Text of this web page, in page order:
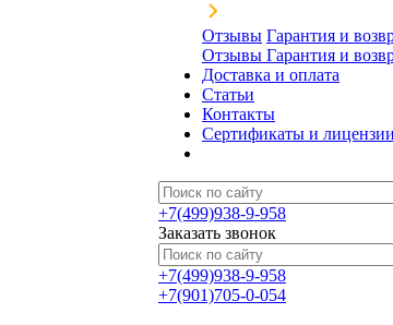
Отзывы Гарантия и
Отзывы Гарантия и
Доставка и оплата
Статьи
Контакты
Сертификаты и лицензии
+7(499)938-9-958
Заказать звонок
+7(499)938-9-958
+7(901)705-0-054